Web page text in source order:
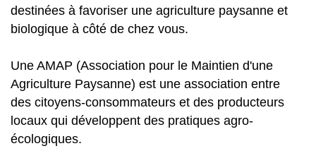
destinées à favoriser une agriculture paysanne et
biologique à côté de chez vous.
Une AMAP (Association pour le Maintien d'une
Agriculture Paysanne) est une association entre
des citoyens-consommateurs et des producteurs
locaux qui développent des pratiques agro-
écologiques.